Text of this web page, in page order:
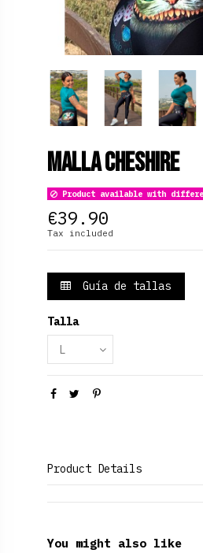
Malla Cheshire
Product available with
€39.90
Tax included
Guía de tallas
Talla
Product Details
You might also like